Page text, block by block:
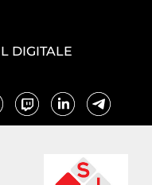
DIGITALE